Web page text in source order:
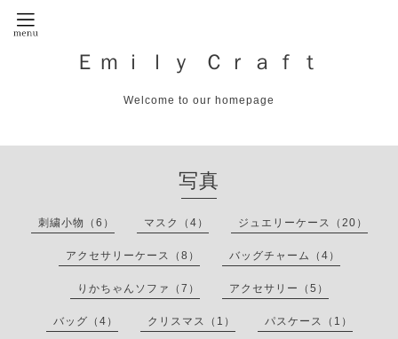
Ｅｍｉｌｙ Ｃｒａｆｔ
Welcome to our homepage
写真
刺繍小物（6） マスク（4） ジュエリーケース（20）
アクセサリーケース（8） バッグチャーム（4）
りかちゃんソファ（7） アクセサリー（5）
バッグ（4） クリスマス（1） パスケース（1）